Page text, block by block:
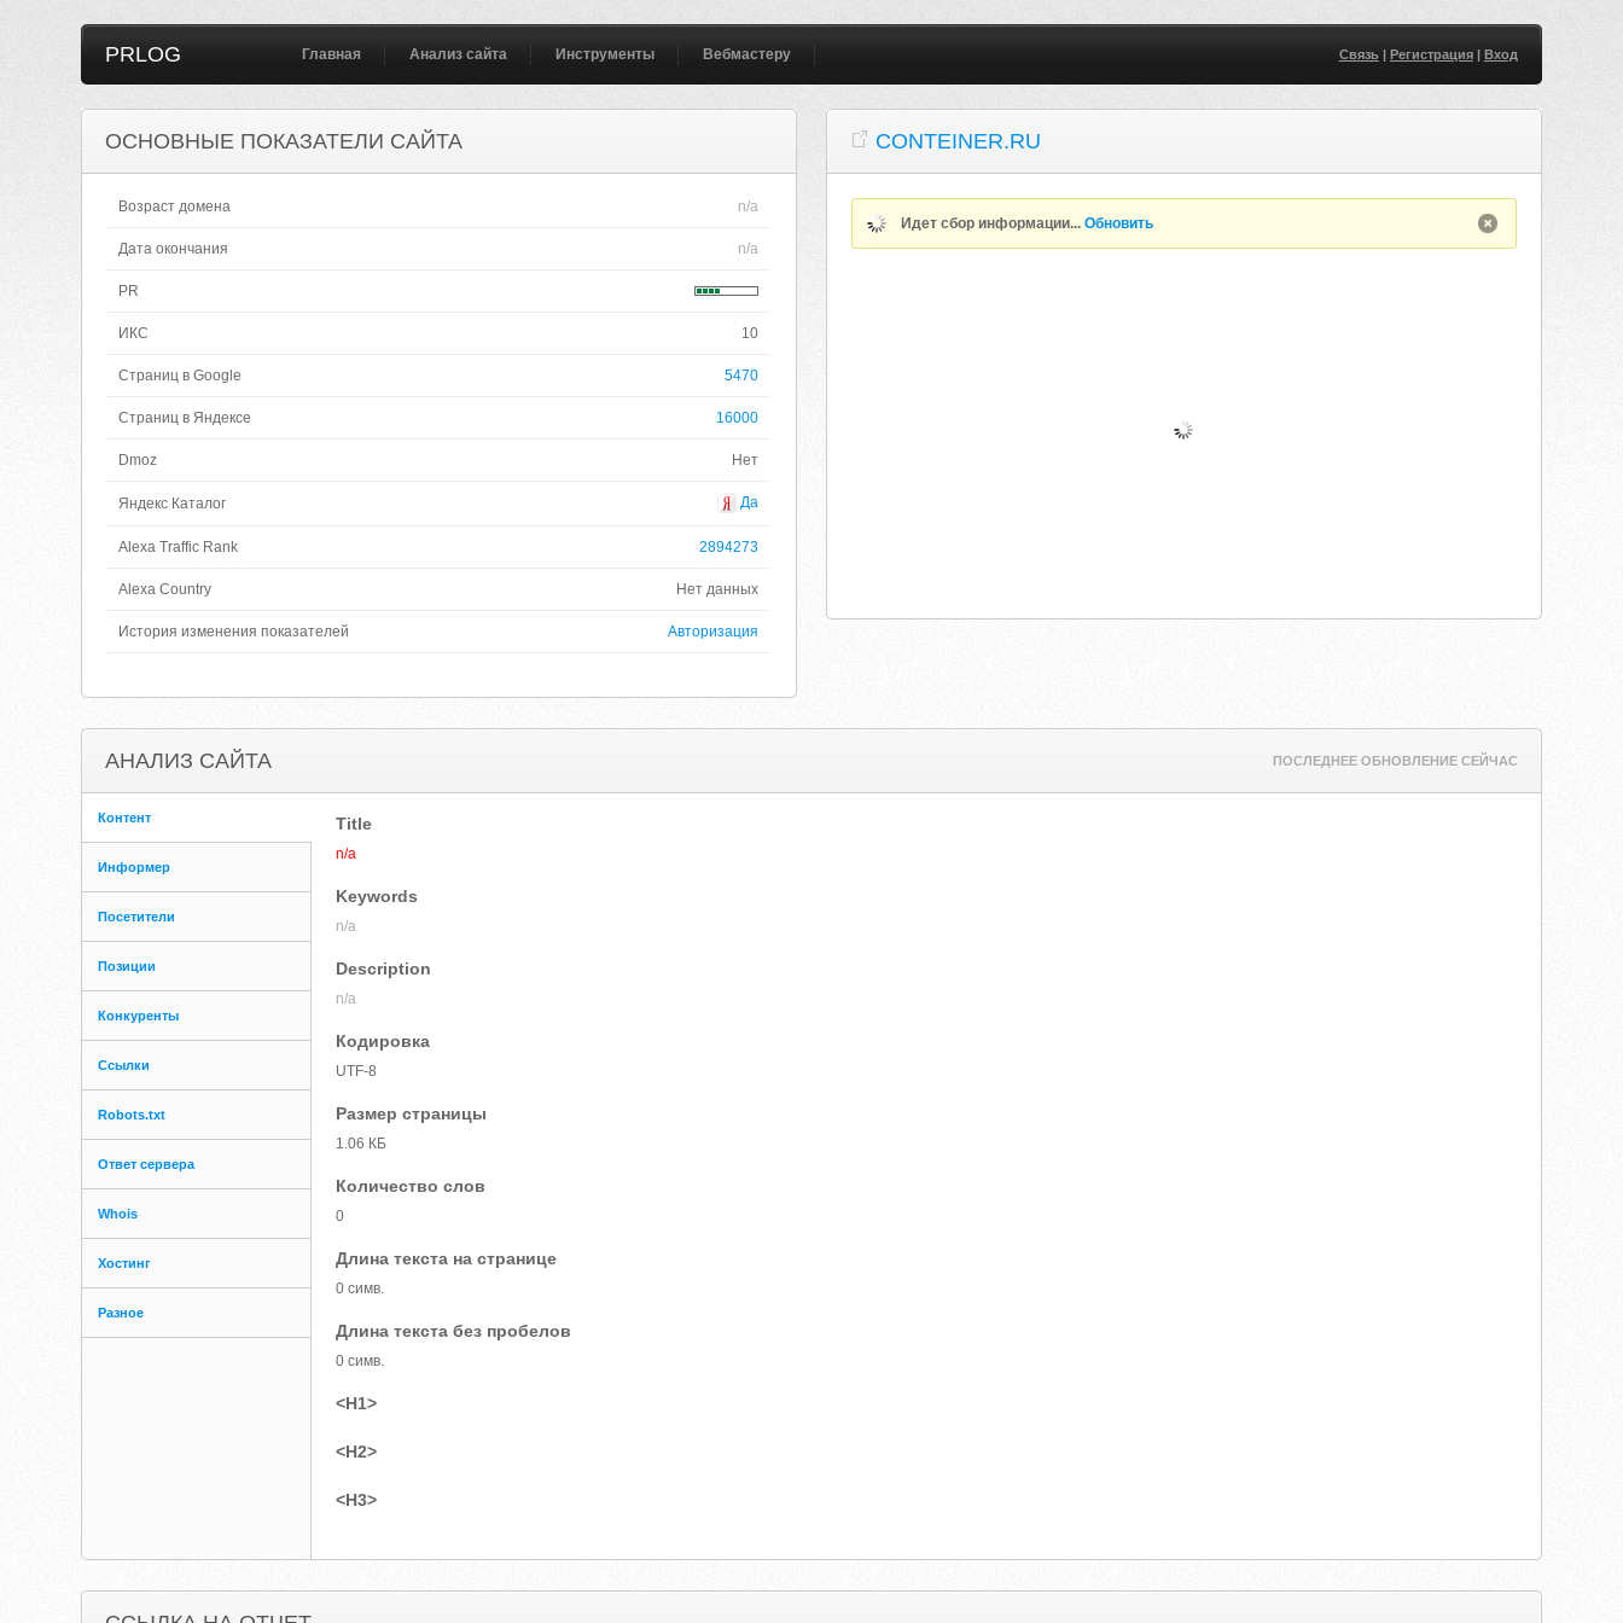
PRLOG Главная Анализ сайта Инструменты Вебмастеру Связь| Регистрация| Вход
ОСНОВНЫЕ ПОКАЗАТЕЛИ САЙТА
Возраст домена n/a
Дата окончания n/a
PR
ИКС 10
Страниц в Google 5470
Страниц в Яндексе 16000
Dmoz Нет
Яндекс Каталог Да
Alexa Traffic Rank 2894273
Alexa Country Нет данных
История изменения показателей Авторизация
CONTEINER.RU
Идет сбор информации...Обновить
АНАЛИЗ САЙТА ПОСЛЕДНЕЕ ОБНОВЛЕНИЕ СЕЙЧАС
Контент
Информер
Посетители
Позиции
Конкуренты
Ссылки
Robots.txt
Ответ сервера
Whois
Хостинг
Разное
Title
n/a
Keywords
n/a
Description
n/a
Кодировка
UTF-8
Размер страницы
1.06 КБ
Количество слов
0
Длина текста на странице
0 симв.
Длина текста без пробелов
0 симв.
<H1>
<H2>
<H3>